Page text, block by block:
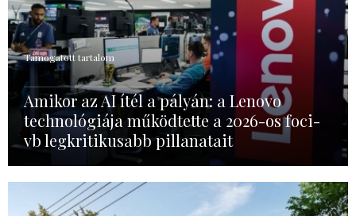
Támogatott tartalom
Amikor az AI ítél a pályán: a Lenovo
technológiája működtette a 2026-os foci-
vb legkritikusabb pillanatait